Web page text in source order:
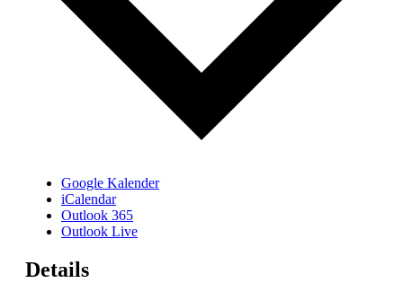
Google Kalender
iCalendar
Outlook 365
Outlook Live
Details